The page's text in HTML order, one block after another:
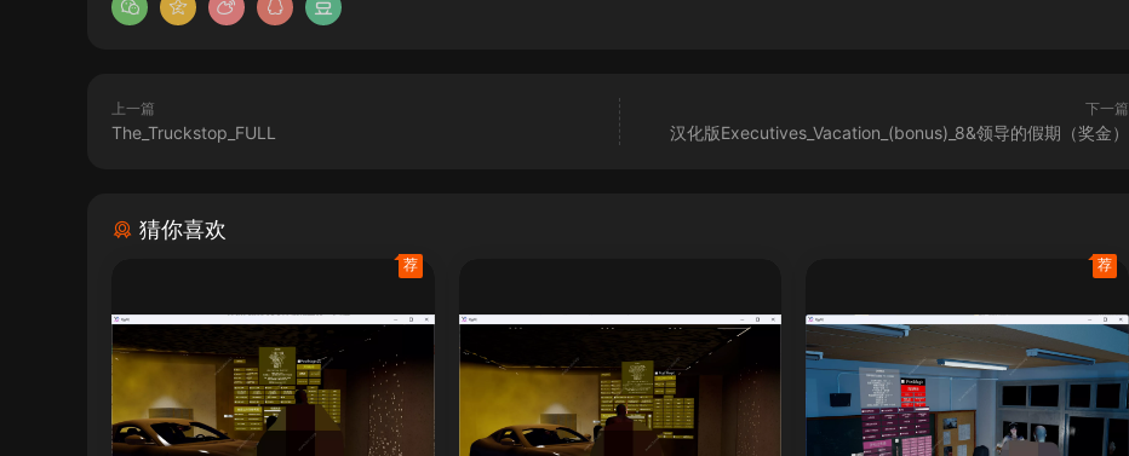
上一篇
The_Truckstop_FULL
下一篇
汉化版Executives_Vacation_(bonus)_8&领导的假期（奖金）
猜你喜欢
荐 荐